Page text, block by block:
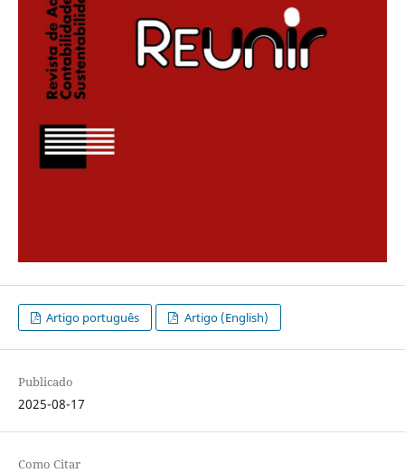
Artigo português Artigo (English)
Publicado
2025-08-17
Como Citar